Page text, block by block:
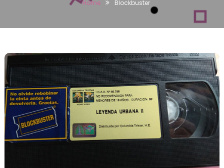
Home Blockbuster